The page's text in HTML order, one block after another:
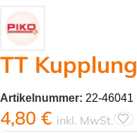
TT
Artikelnummer: 22-46041
4,80 € inkl. MwSt.